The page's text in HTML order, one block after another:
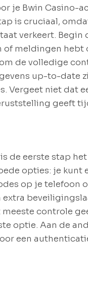
je Bwin Casino-
is cruciaal,
verkeert. Begin
meldingen hebt
de volledige
up-to-date
Vergeet niet dat
geeft
de eerste stap het
opties: je kunt
op je telefoon
controle
optie. Aan de
een